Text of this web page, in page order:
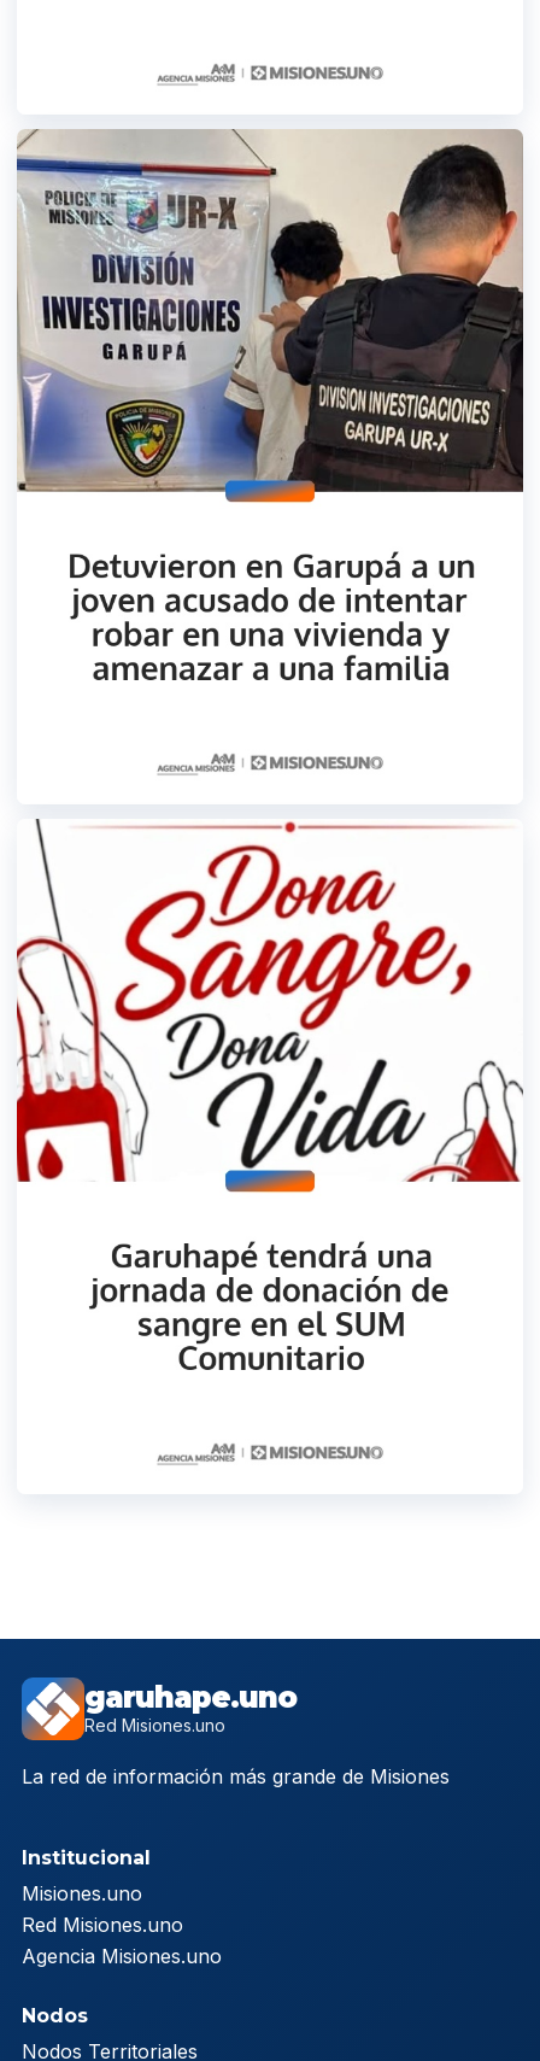
garuhape.uno
Red Misiones.uno
La red de información más grande de Misiones
Institucional
Misiones.uno
Red Misiones.uno
Agencia Misiones.uno
Nodos
Nodos Territoriales